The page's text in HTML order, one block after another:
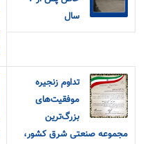
سال
تداوم زنجیره
موفقیت‌های
بزرگ‌ترین
مجموعه صنعتی شرق کشور،